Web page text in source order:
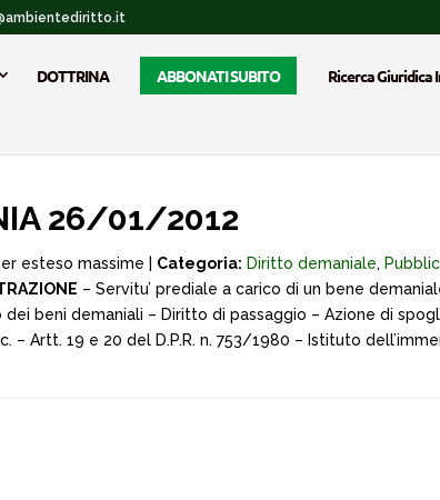
DOTTRINA ABBONATI SUBITO Ricerca Giuridica
26/01/2012
esteso massime | Categoria: Diritto demaniale,
– Servitu’ prediale a carico di un bene
dei beni demaniali – Diritto di passaggio – Azione di
– Artt. 19 e 20 del D.P.R. n. 753/1980 – Istituto